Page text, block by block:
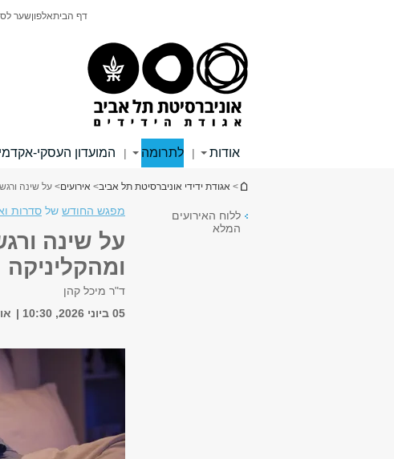
דף הביתאלפוןשער
אודות | לתרומה | המועדון העסקי-אקדמי
הינך נמצא כאן
> אגודת ידידי אוניברסיטת תל אביב> אירועים> על שינה
ללוח האירועים
המלא
מפגש החודש של סדרות
על שינה
ומהקליניקה
ד"ר מיכל קהן
05 ביוני 2026, 10:30